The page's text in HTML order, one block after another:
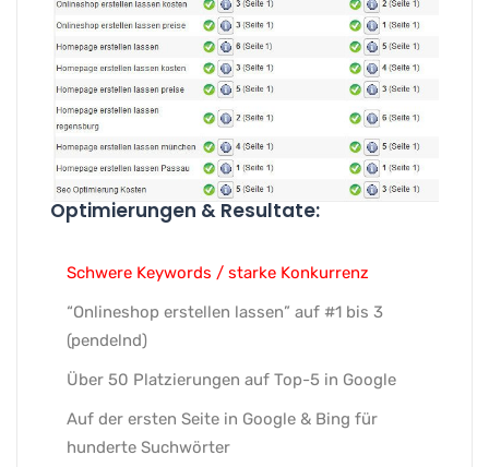
Optimierungen & Resultate:
Schwere Keywords / starke Konkurrenz
“Onlineshop erstellen lassen” auf #1 bis 3
(pendelnd)
Über 50 Platzierungen auf Top-5 in Google
Auf der ersten Seite in Google & Bing für
hunderte Suchwörter